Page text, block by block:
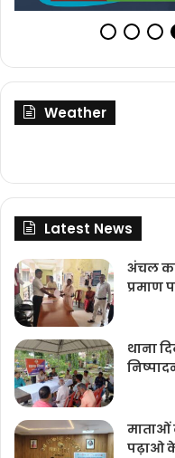
Weather
Latest News
अंचल
प्रमाण
थाना
माताओं
पढ़ाओ के